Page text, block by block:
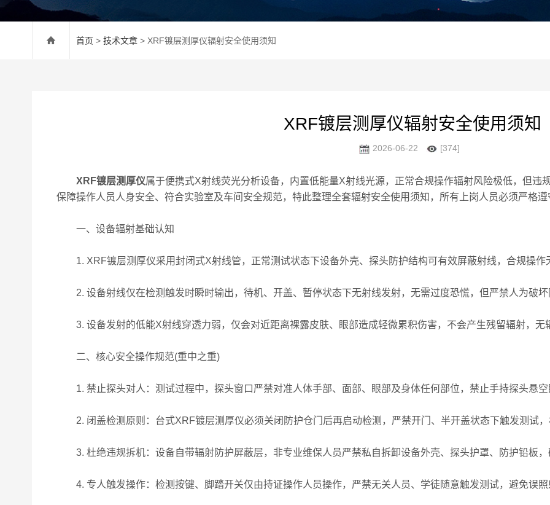
首页 > 技术文章 > XRF镀层测厚仪辐射安全使用须知
XRF镀层测厚仪辐射安全使用须知
2026-06-22 [374]
XRF镀层测厚仪属于便携式X射线荧光分析设备，内置低能量X射线光源，正常合规操作辐射风险极低，但违
保障操作人员人身安全、符合实验室及车间安全规范，特此整理全套辐射安全使用须知，所有上岗人员必须严格遵
一、设备辐射基础认知
1. XRF镀层测厚仪采用封闭式X射线管，正常测试状态下设备外壳、探头防护结构可有效屏蔽射线，合规操作
2. 设备射线仅在检测触发时瞬时输出，待机、开盖、暂停状态下无射线发射，无需过度恐慌，但严禁人为破坏
3. 设备发射的低能X射线穿透力弱，仅会对近距离裸露皮肤、眼部造成轻微累积伤害，不会产生残留辐射，无
二、核心安全操作规范(重中之重)
1. 禁止探头对人：测试过程中，探头窗口严禁对准人体手部、面部、眼部及身体任何部位，禁止手持探头悬空
2. 闭盖检测原则：台式XRF镀层测厚仪必须关闭防护仓门后再启动检测，严禁开门、半开盖状态下触发测试，
3. 杜绝违规拆机：设备自带辐射防护屏蔽层，非专业维保人员严禁私自拆卸设备外壳、探头护罩、防护铅板，
4. 专人触发操作：检测按键、脚踏开关仅由持证操作人员操作，严禁无关人员、学徒随意触发测试，避免误照